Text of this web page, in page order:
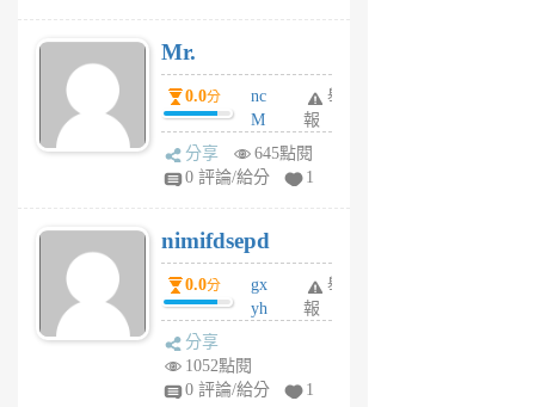
Mr.
0.0分
nc
M
U
F
U
5
個
月
舉
報
分享
645點閱
0 評論/給分
1
nimifdsepd
0.0分
gx
yh
jl
舉
報
分享
1052點閱
0 評論/給分
1